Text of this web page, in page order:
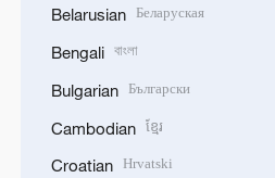
Belarusian Беларуская
Bengali বাংলা
Bulgarian Български
Cambodian ខ្មែរ
Croatian Hrvatski